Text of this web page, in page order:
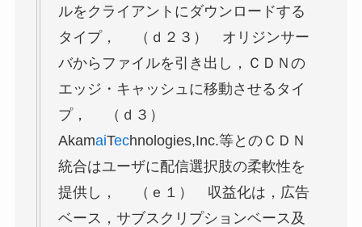
ルをクライアントにダウンロードする
タイプ， （ｄ２３） オリジンサー
バからファイルを引き出し，ＣＤＮの
エッジ・キャッシュに移動させるタイ
プ， （ｄ３）
AkamaiTechnologies,Inc.等とのＣＤＮ
統合はユーザに配信選択肢の柔軟性を
提供し， （ｅ１） 収益化は，広告
ベース，サブスクリプションベース及